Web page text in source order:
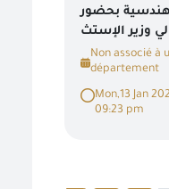
بحضور
Non associé à
département
Mon,13 Jan
09:23 pm